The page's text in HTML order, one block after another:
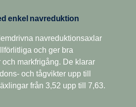
enkel navreduktion
navreduktionsaxlar
och ger bra
markfrigång. De klarar
och tågvikter upp till
från 3,52 upp till 7,63.